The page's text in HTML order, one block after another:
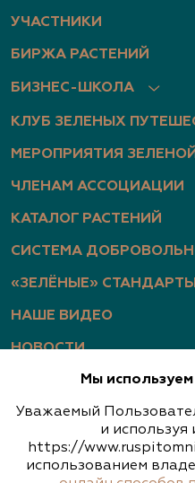
УЧАСТНИКИ
БИРЖА РАСТЕНИЙ
БИЗНЕС-ШКОЛА
КЛУБ ЗЕЛЕНЫХ
МЕРОПРИЯТИЯ
ЧЛЕНАМ АССОЦИАЦИИ
КАТАЛОГ РАСТЕНИЙ
СИСТЕМА
«ЗЕЛЁНЫЕ» СТАНДАРТЫ
НАШЕ ВИДЕО
НОВОСТИ
ФОТОГАЛЕРЕЯ
Мы
Уважаемый
и используя
https://
использованием